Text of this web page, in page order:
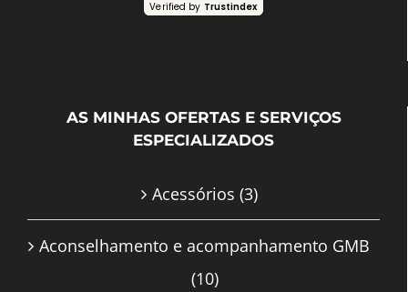
Verified by Trustindex
AS MINHAS OFERTAS E SERVIÇOS
ESPECIALIZADOS
Acessórios (3)
Aconselhamento e acompanhamento GMB
(10)